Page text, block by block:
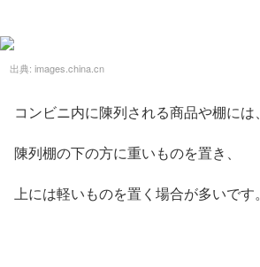
出典: images.china.cn
コンビニ内に陳列される商品や棚には、
陳列棚の下の方に重いものを置き、
上には軽いものを置く場合が多いです。